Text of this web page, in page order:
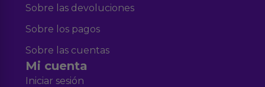
Sobre las devoluciones
Sobre los pagos
Sobre las cuentas
Mi cuenta
Iniciar sesión